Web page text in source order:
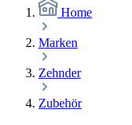
Home
Marken
Zehnder
Zubehör